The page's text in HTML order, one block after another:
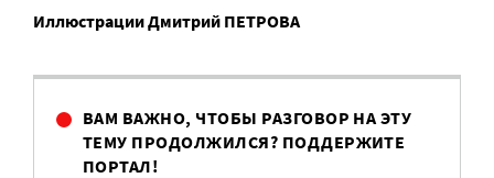
Иллюстрации Дмитрий ПЕТРОВА
ВАМ ВАЖНО, ЧТОБЫ РАЗГОВОР НА ЭТУ
ТЕМУ ПРОДОЛЖИЛСЯ? ПОДДЕРЖИТЕ
ПОРТАЛ!